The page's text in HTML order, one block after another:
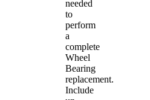
needed
to
perform
a
complete
Wheel
Bearing
replacement.
Include